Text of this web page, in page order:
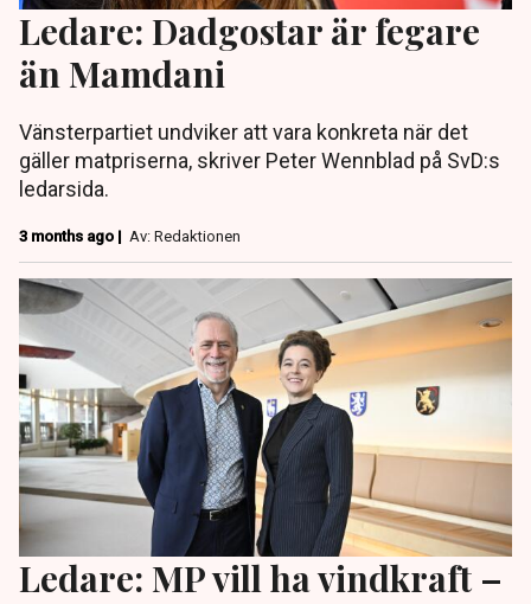
Ledare: Dadgostar är fegare
än Mamdani
Vänsterpartiet undviker att vara konkreta när det
gäller matpriserna, skriver Peter Wennblad på SvD:s
ledarsida.
3 months ago | Av: Redaktionen
Ledare: MP vill ha vindkraft –